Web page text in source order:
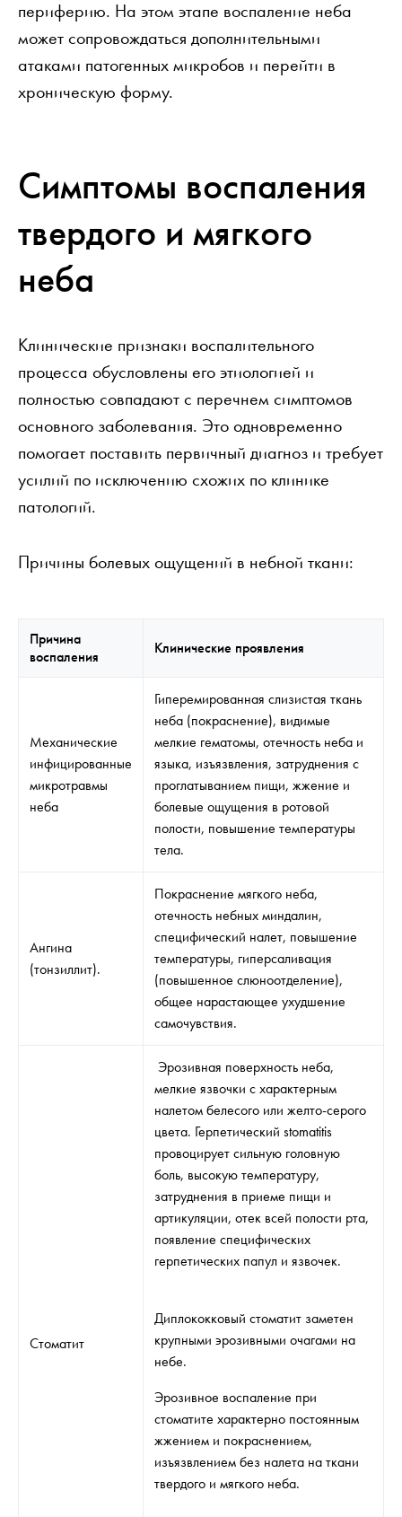
периферию. На этом этапе воспаление неба
может сопровождаться дополнительными
атаками патогенных микробов и перейти в
хроническую форму.
Симптомы воспаления
твердого и мягкого
неба
Клинические признаки воспалительного
процесса обусловлены его этиологией и
полностью совпадают с перечнем симптомов
основного заболевания. Это одновременно
помогает поставить первичный диагноз и требует
усилий по исключению схожих по клинике
патологий.
Причины болевых ощущений в небной ткани:
Причина
воспаления
Клинические проявления
Механические
инфицированные
микротравмы
неба
Гиперемированная слизистая ткань
неба (покраснение), видимые
мелкие гематомы, отечность неба и
языка, изъязвления, затруднения с
проглатыванием пищи, жжение и
болевые ощущения в ротовой
полости, повышение температуры
тела.
Ангина
(тонзиллит).
Покраснение мягкого неба,
отечность небных миндалин,
специфический налет, повышение
температуры, гиперсаливация
(повышенное слюноотделение),
общее нарастающее ухудшение
самочувствия.
Стоматит
Эрозивная поверхность неба,
мелкие язвочки с характерным
налетом белесого или желто-серого
цвета. Герпетический stomatitis
провоцирует сильную головную
боль, высокую температуру,
затруднения в приеме пищи и
артикуляции, отек всей полости рта,
появление специфических
герпетических папул и язвочек.
Диплококковый стоматит заметен
крупными эрозивными очагами на
небе.
Эрозивное воспаление при
стоматите характерно постоянным
жжением и покраснением,
изъязвлением без налета на ткани
твердого и мягкого неба.